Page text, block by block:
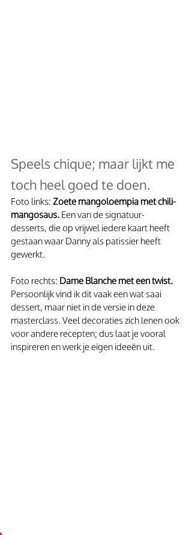
Speels chique; maar lijkt me
toch heel goed te doen.
Foto links: Zoete mangoloempia met chili-
mangosaus. Een van de signatuur-
desserts, die op vrijwel iedere kaart heeft
gestaan waar Danny als patissier heeft
gewerkt.
Foto rechts: Dame Blanche met een twist.
Persoonlijk vind ik dit vaak een wat saai
dessert, maar niet in de versie in deze
masterclass. Veel decoraties zich lenen ook
voor andere recepten; dus laat je vooral
inspireren en werk je eigen ideeën uit.